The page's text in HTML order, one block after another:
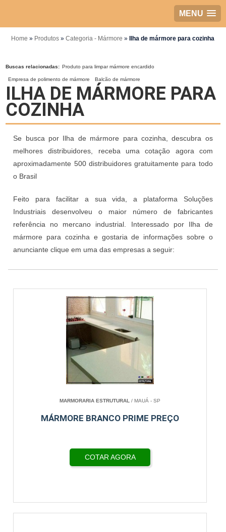
MENU
Home » Produtos » Categoria - Mármore » Ilha de mármore para cozinha
Buscas relacionadas: Produto para limpar mármore encardido
Empresa de polimento de mármore Balcão de mármore
ILHA DE MÁRMORE PARA
COZINHA
Se busca por Ilha de mármore para cozinha, descubra os
melhores distribuidores, receba uma cotação agora com
aproximadamente 500 distribuidores gratuitamente para todo
o Brasil
Feito para facilitar a sua vida, a plataforma Soluções
Industriais desenvolveu o maior número de fabricantes
referência no mercano industrial. Interessado por Ilha de
mármore para cozinha e gostaria de informações sobre o
anunciante clique em uma das empresas a seguir:
MARMORARIA ESTRUTURAL / MAUÁ - SP
MÁRMORE BRANCO PRIME PREÇO
COTAR AGORA